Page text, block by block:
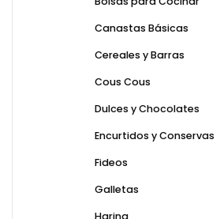
Canastas Básicas
Cereales y Barras
Cous Cous
Dulces y Chocolates
Encurtidos y Conservas
Fideos
Galletas